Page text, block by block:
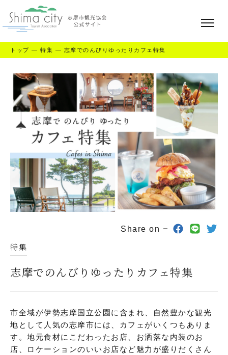
トップ — 特集 — 志摩でのんびりゆったりカフェ特集
Share on
特集
志摩でのんびりゆったりカフェ特集
市全域が伊勢志摩国立公園に含まれ、自然豊かな観光
地として人気の志摩市には、カフェがいくつもありま
す。地元食材にこだわったお店、お洒落な内装のお
店、ロケーションのいいお店など魅力が盛りだくさん